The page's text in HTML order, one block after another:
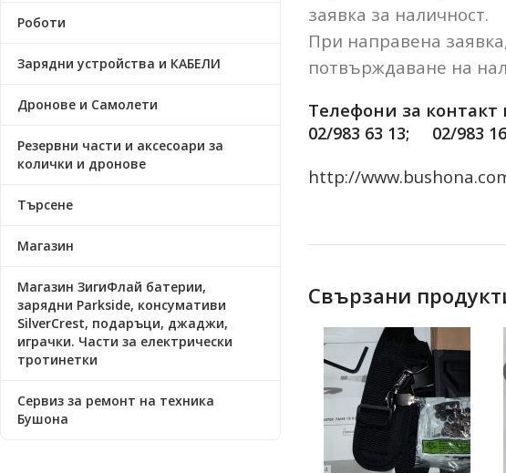
Роботи
Зарядни устройства и КАБЕЛИ
Дронове и Самолети
Резервни части и аксесоари за
колички и дронове
Търсене
Магазин
Магазин ЗигиФлай батерии,
зарядни Parkside, консумативи
SilverCrest, подаръци, джаджи,
играчки. Части за електрически
тротинетки
Сервиз за ремонт на техника
Бушона
заявка за наличност.
При направена
потвърждаване на
Телефони за контакт
02/983 63 13; 02/983
http://
Свързани